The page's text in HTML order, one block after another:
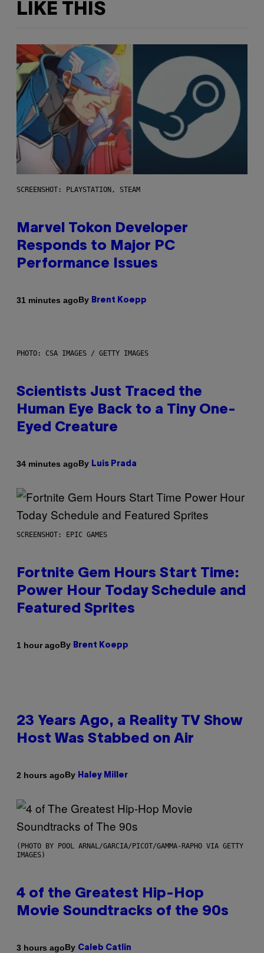
LIKE THIS
SCREENSHOT: PLAYSTATION, STEAM
Marvel Tokon Developer
Responds to Major PC
Performance Issues
31 minutes agoBy Brent Koepp
PHOTO: CSA IMAGES / GETTY IMAGES
Scientists Just Traced the
Human Eye Back to a Tiny One-
Eyed Creature
34 minutes agoBy Luis Prada
SCREENSHOT: EPIC GAMES
Fortnite Gem Hours Start Time:
Power Hour Today Schedule and
Featured Sprites
1 hour agoBy Brent Koepp
23 Years Ago, a Reality TV Show
Host Was Stabbed on Air
2 hours agoBy Haley Miller
(PHOTO BY POOL ARNAL/GARCIA/PICOT/GAMMA-RAPHO VIA GETTY
IMAGES)
4 of the Greatest Hip-Hop
Movie Soundtracks of the 90s
3 hours agoBy Caleb Catlin